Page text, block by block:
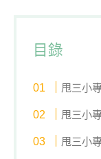
目錄
甩三小
甩三小
甩三小